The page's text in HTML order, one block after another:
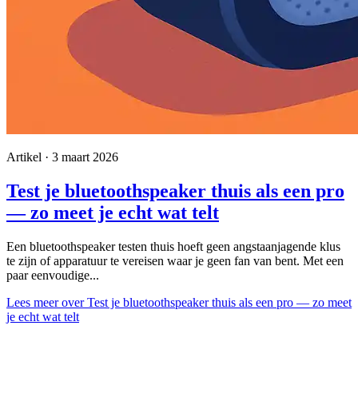
Artikel · 3 maart 2026
Test je bluetoothspeaker thuis als een pro
— zo meet je echt wat telt
Een bluetoothspeaker testen thuis hoeft geen angstaanjagende klus
te zijn of apparatuur te vereisen waar je geen fan van bent. Met een
paar eenvoudige...
Lees meerover Test je bluetoothspeaker thuis als een pro — zo meet
je echt wat telt